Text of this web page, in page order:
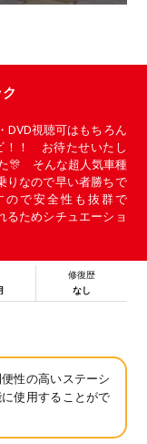
視聴可はもちろん
！！ お待たせいたし
🎊 そんな超人気車種
りなので早い者勝ちで
で安全性も抜群で
ためシチュエーショ
修復歴
なし
性の高いステーシ
使用することがで